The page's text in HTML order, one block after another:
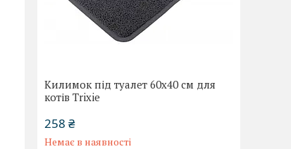
Килимок під туалет 60x40 см для
котів Trixie
258 ₴
Немає в наявності